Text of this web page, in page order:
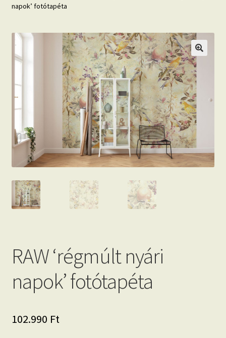
Népszerű tapéták
Tapéta BLOG
Mi az a fotótapéta?
Tapétázási tanácsok
Beton hatású tapéták
Kapcsolat
napok’ fotótapéta
RAW ‘régmúlt nyári
napok’ fotótapéta
102.990 Ft